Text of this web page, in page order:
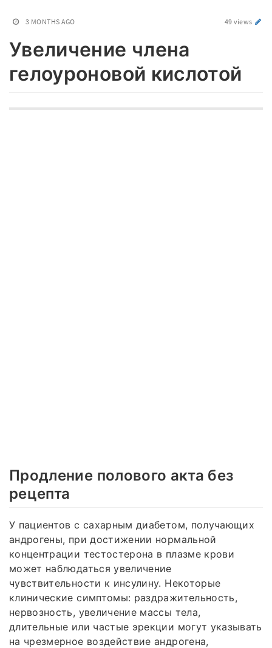
3 MONTHS AGO 49 views
Увеличение члена
гелоуроновой кислотой
Продление полового акта без
рецепта
У пациентов с сахарным диабетом, получающих
андрогены, при достижении нормальной
концентрации тестостерона в плазме крови
может наблюдаться увеличение
чувствительности к инсулину. Некоторые
клинические симптомы: раздражительность,
нервозность, увеличение массы тела,
длительные или частые эрекции могут указывать
на чрезмерное воздействие андрогена,